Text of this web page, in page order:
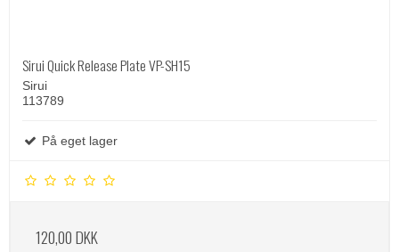
Sirui Quick Release Plate VP-SH15
Sirui
113789
På eget lager
120,00 DKK